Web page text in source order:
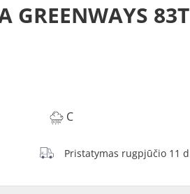
GREENWAYS
C
Pristatymas rugpjūčio 11